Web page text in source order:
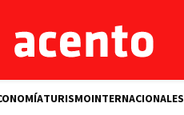
TURISMOINTERNACIONALES